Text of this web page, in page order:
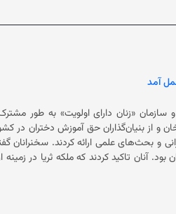
آمد
در مورد زندگی و
حقوق زنان و اصلاحات اجتماعی در افغانستان بود. آنان